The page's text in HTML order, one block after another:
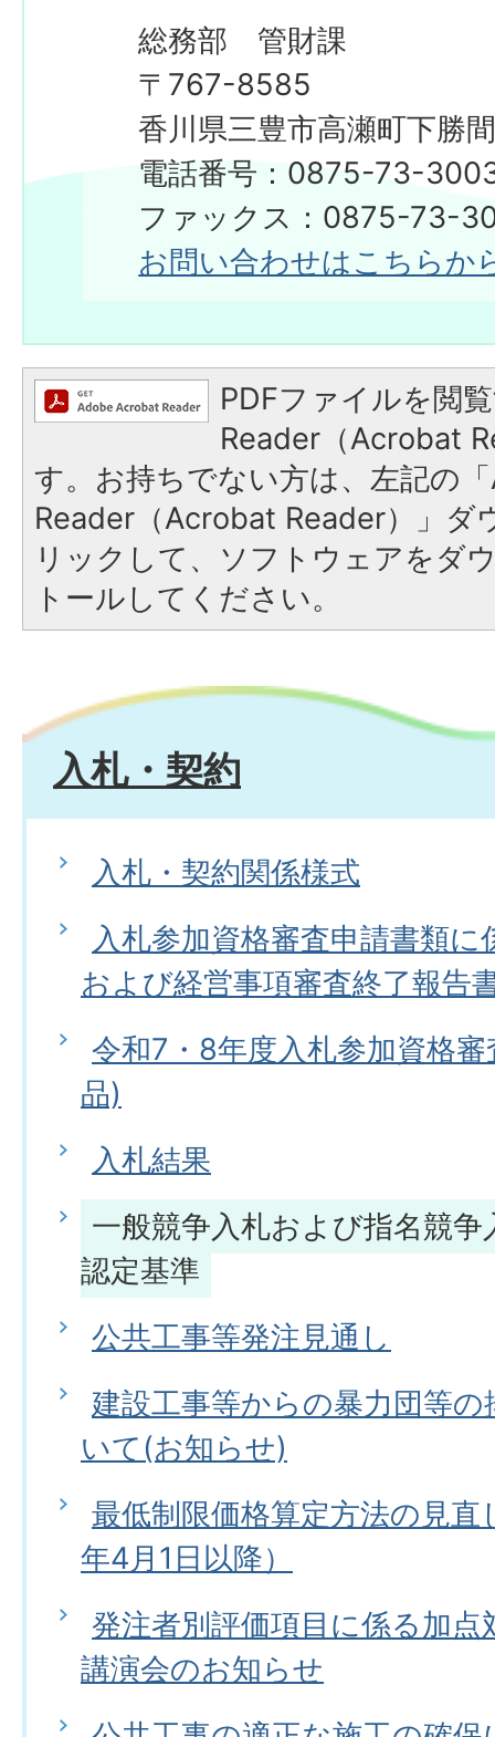
総務部 管財課
〒767-8585
香川県三豊市高瀬町下勝
電話番号：0875-73-
ファックス：0875-73-
お問い合わせはこちらか
PDFファイルを閲
Reader（Acrobat
す。お持ちでない方は、左記の
Reader（Acrobat Reader）」ダ
リックして、ソフトウェアをダ
トールしてください。
入札・契約
入札・契約関係様式
入札参加資格審査申請書類
および経営事項審査終了報告
令和7・8年度入札参加資格
品)
入札結果
一般競争入札および指名競
認定基準
公共工事等発注見通し
建設工事等からの暴力団等
いて(お知らせ)
最低制限価格算定方法の見
年4月1日以降）
発注者別評価項目に係る加
講演会のお知らせ